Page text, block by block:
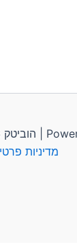
מדיניות